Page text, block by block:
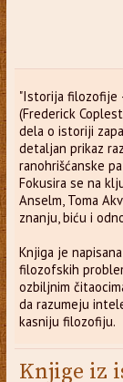
"Istorija filozofije
(Frederick
dela o istoriji
detaljan prikaz
ranohrišćanske
Fokusira se na
Anselm, Toma
znanju, biću i
Knjiga je
filozofskih
ozbiljnim
da razumeju
kasniju filozofiju.
Knjige iz